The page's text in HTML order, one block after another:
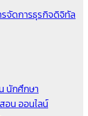
จัดการธุรกิจดิจิทัล
นักศึกษา
อน ออนไลน์